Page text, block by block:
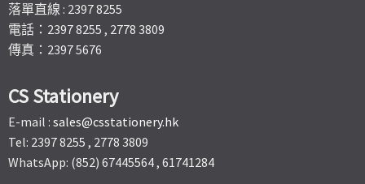
落單直線 : 2397 8255
電話：2397 8255 , 2778 3809
傳真：2397 5676
CS Stationery
E-mail : sales@csstationery.hk
Tel: 2397 8255 , 2778 3809
WhatsApp: (852) 67445564 , 61741284